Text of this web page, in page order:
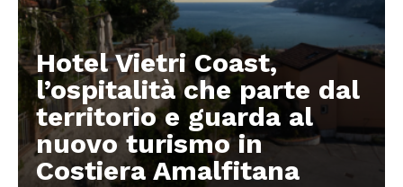
Hotel Vietri Coast,
l’ospitalità che parte dal
territorio e guarda al
nuovo turismo in
Costiera Amalfitana